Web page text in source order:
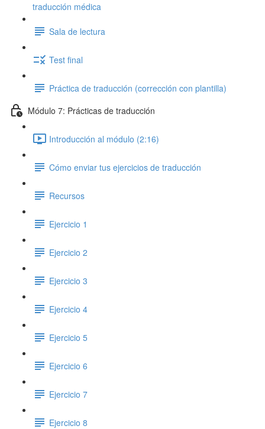
traducción médica
Sala de lectura
Test final
Práctica de traducción (corrección con plantilla)
Módulo 7: Prácticas de traducción
Introducción al módulo (2:16)
Cómo enviar tus ejercicios de traducción
Recursos
Ejercicio 1
Ejercicio 2
Ejercicio 3
Ejercicio 4
Ejercicio 5
Ejercicio 6
Ejercicio 7
Ejercicio 8